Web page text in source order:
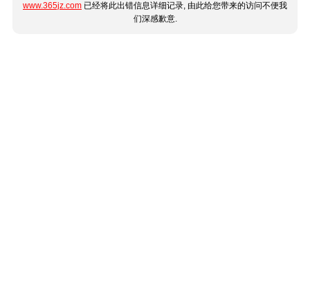
www.365jz.com 已经将此出错信息详细记录, 由此给您带来的访问不便我
们深感歉意.